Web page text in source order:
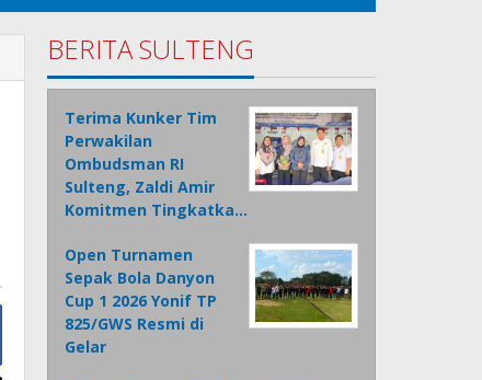
BERITA SULTENG
Terima Kunker Tim
Perwakilan
Ombudsman RI
Sulteng, Zaldi Amir
Komitmen Tingkatka…
Open Turnamen
Sepak Bola Danyon
Cup 1 2026 Yonif TP
825/GWS Resmi di
Gelar